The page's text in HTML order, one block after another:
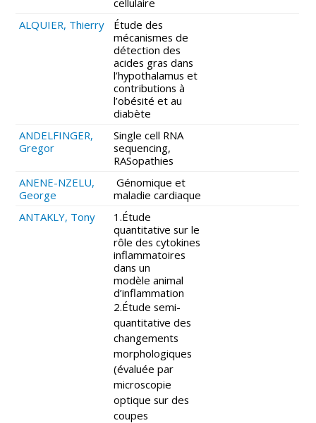
ALQUIER, Thierry
Étude des
mécanismes de
détection des
acides gras dans
l’hypothalamus et
contributions à
l’obésité et au
diabète
ANDELFINGER,
Gregor
Single cell RNA
sequencing,
RASopathies
ANENE-NZELU,
George
Génomique et
maladie cardiaque
ANTAKLY, Tony
1.Étude
quantitative sur le
rôle des cytokines
inflammatoires
dans un
modèle animal
d’inflammation
2.Étude semi-
quantitative des
changements
morphologiques
(évaluée par
microscopie
optique sur des
coupes